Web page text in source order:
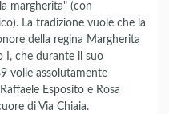
margherita" (con
La tradizione vuole che la
della regina Margherita
I, che durante il suo
volle assolutamente
Esposito e Rosa
di Via Chiaia.